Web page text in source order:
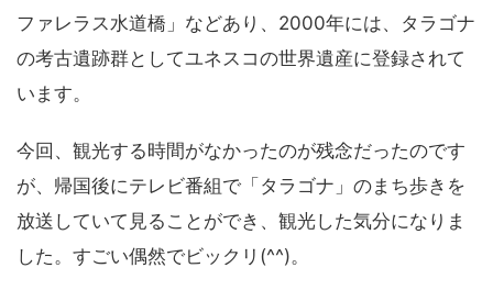
ファレラス水道橋」などあり、2000年には、タラゴナ
の考古遺跡群としてユネスコの世界遺産に登録されて
います。
今回、観光する時間がなかったのが残念だったのです
が、帰国後にテレビ番組で「タラゴナ」のまち歩きを
放送していて見ることができ、観光した気分になりま
した。すごい偶然でビックリ(^^)。